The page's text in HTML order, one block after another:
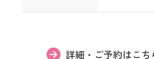
外
詳細・ご予約はこち